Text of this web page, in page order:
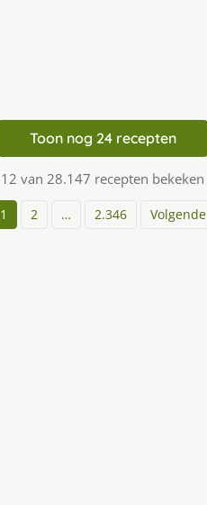
Toon nog 24 recepten
12 van 28.147 recepten bekeken
1 2 … 2.346 Volgende